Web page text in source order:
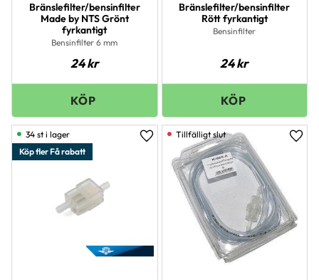
Bränslefilter/bensinfilter
Made by NTS Grönt
fyrkantigt
Bensinfilter 6 mm
24kr
Bränslefilter/bensinfilter
Rött fyrkantigt
Bensinfilter
24kr
Köp fler Få rabatt
Lägg till i favoriter
34 st i lager